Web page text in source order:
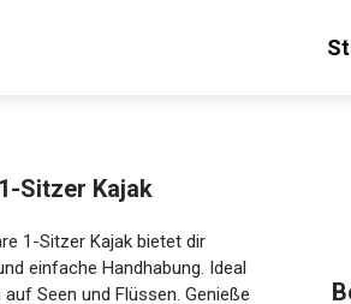
Sitzer Kajak
1-Sitzer Kajak bietet dir
einfache Handhabung. Ideal
Seen und Flüssen. Genieße